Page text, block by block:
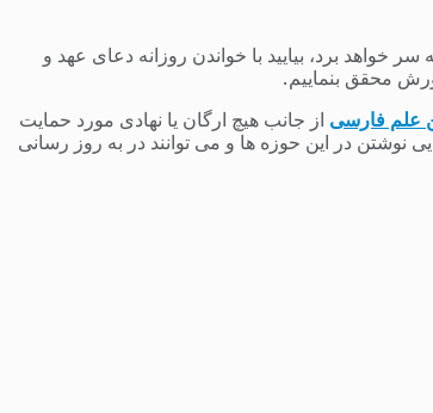
برد، بیایید با خواندن روزانه دعای عهد و
محقق بنماییم.
علم فارسی از جانب هیچ ارگان یا نهادی مورد حمایت
نوشتن در این حوزه ها و می توانند در به روز رسانی